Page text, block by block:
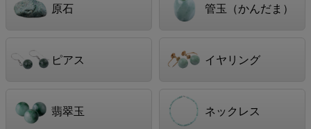
原石 管玉（かんだま）
ピアス イヤリング
翡翠玉 ネックレス